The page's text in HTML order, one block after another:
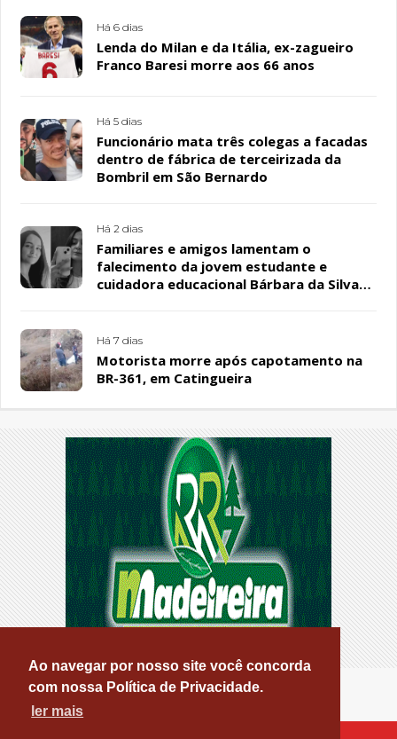
Ao navegar por nosso site você concorda
com nossa Política de Privacidade.
ler mais
Há 6 dias
Lenda do Milan e da Itália, ex-zagueiro
Franco Baresi morre aos 66 anos
Há 5 dias
Funcionário mata três colegas a facadas
dentro de fábrica de terceirizada da
Bombril em São Bernardo
Há 2 dias
Familiares e amigos lamentam o
falecimento da jovem estudante e
cuidadora educacional Bárbara da Silva
Há 7 dias
Motorista morre após capotamento na
BR-361, em Catingueira